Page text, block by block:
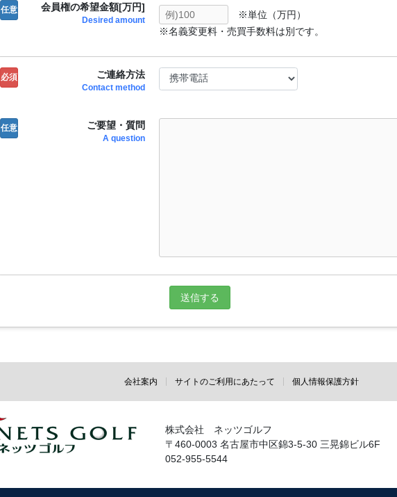
任意 会員権の希望金額[万円]
Desired amount
※単位（万円）
※名義変更料・売買手数料は別です。
必須 ご連絡方法
Contact method
任意 ご要望・質問
A question
会社案内 サイトのご利用にあたって 個人情報保護方針
株式会社 ネッツゴルフ
〒460-0003 名古屋市中区錦3-5-30 三晃錦ビル6F
052-955-5544